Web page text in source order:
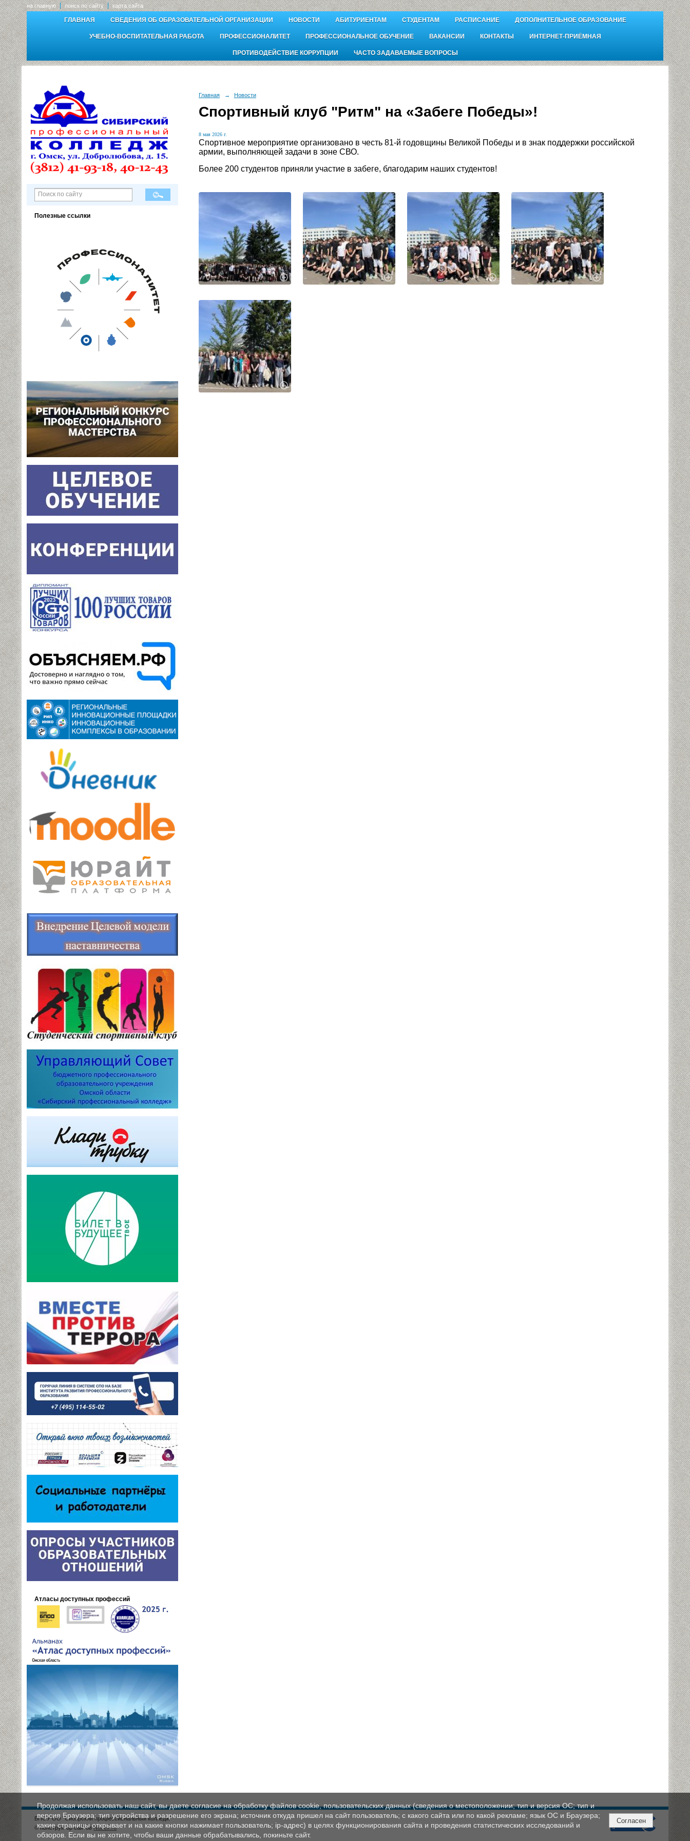
на главную поиск по сайту карта сайта
ГЛАВНАЯ СВЕДЕНИЯ ОБ ОБРАЗОВАТЕЛЬНОЙ ОРГАНИЗАЦИИ НОВОСТИ АБИТУРИЕНТАМ СТУДЕНТАМ РАСПИСАНИЕ ДОПОЛНИТЕЛЬНОЕ ОБРАЗОВАНИЕ
УЧЕБНО-ВОСПИТАТЕЛЬНАЯ РАБОТА ПРОФЕССИОНАЛИТЕТ ПРОФЕССИОНАЛЬНОЕ ОБУЧЕНИЕ ВАКАНСИИ КОНТАКТЫ ИНТЕРНЕТ-ПРИЁМНАЯ
ПРОТИВОДЕЙСТВИЕ КОРРУПЦИИ ЧАСТО ЗАДАВАЕМЫЕ ВОПРОСЫ
Полезные ссылки
Атласы доступных профессий
Главная → Новости
Спортивный клуб "Ритм" на «Забеге Победы»!
8 мая 2026 г.
Спортивное мероприятие организовано в честь 81-й годовщины Великой Победы и в знак поддержки российской
армии, выполняющей задачи в зоне СВО.
Более 200 студентов приняли участие в забеге, благодарим наших студентов!
БПОУ ОО "Сибирский профессиональный колледж"
© Конструктор сайтовNubex.ru
Продолжая использовать наш сайт, вы даете согласие на обработку файлов cookie, пользовательских данных (сведения о местоположении; тип и версия ОС; тип и
версия Браузера; тип устройства и разрешение его экрана; источник откуда пришел на сайт пользователь; с какого сайта или по какой рекламе; язык ОС и Браузера;
какие страницы открывает и на какие кнопки нажимает пользователь; ip-адрес) в целях функционирования сайта и проведения статистических исследований и
обзоров. Если вы не хотите, чтобы ваши данные обрабатывались, покиньте сайт.
Согласен